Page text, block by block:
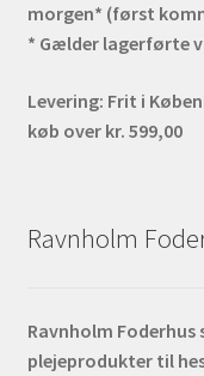
morgen* (først
* Gælder lagerførte
Levering: Frit i
køb over kr. 599,00
Ravnholm
Ravnholm
plejeprodukter til